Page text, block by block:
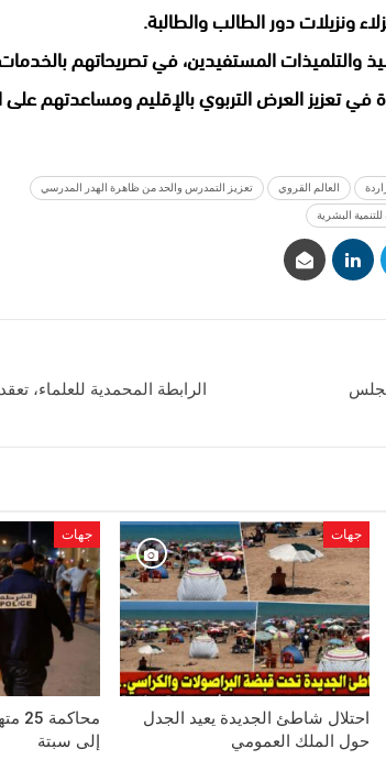
ونزيلات دور الطالب والطالبة.
والتلميذات المستفيدين، في تصريحاتهم
في تعزيز العرض التربوي بالإقليم ومساعدتهم
العالم القروي تعزيز التمدرس والحد من ظاهرة الهدر المدرسي
للتنمية البشرية
الرابطة المحمدية للعلماء،
جهات
احتلال شاطئ الجديدة يعيد الجدل
حول الملك العمومي
جهات
إلى سبتة